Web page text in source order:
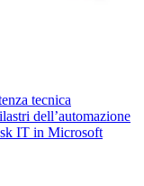
tecnica
dell’automazione
IT in Microsoft